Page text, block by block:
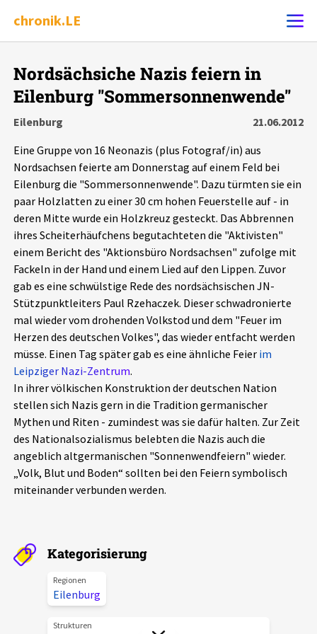
chronik.LE
Ereignis melden
Chronik
Dossiers
Leipziger Zustände
Schlaglichter
Phänomene
Aktuelles
Alle Beiträge
Veranstaltungen
Pressemitteilungen
Podcasts
Über uns
Projektbeschreibung
Kontakt
Unterstützer_innen
Nordsächsiche Nazis feiern in
Eilenburg "Sommersonnenwende"
Eilenburg
21.06.2012
Eine Gruppe von 16 Neonazis (plus Fotograf/in) aus
Nordsachsen feierte am Donnerstag auf einem Feld bei
Eilenburg die "Sommersonnenwende". Dazu türmten sie ein
paar Holzlatten zu einer 30 cm hohen Feuerstelle auf - in
deren Mitte wurde ein Holzkreuz gesteckt. Das Abbrennen
ihres Scheiterhäufchens begutachteten die "Aktivisten"
einem Bericht des "Aktionsbüro Nordsachsen" zufolge mit
Fackeln in der Hand und einem Lied auf den Lippen. Zuvor
gab es eine schwülstige Rede des nordsächsischen JN-
Stützpunktleiters Paul Rzehaczek. Dieser schwadronierte
mal wieder vom drohenden Volkstod und dem "Feuer im
Herzen des deutschen Volkes", das wieder entfacht werden
müsse. Einen Tag später gab es eine ähnliche Feier im
Leipziger Nazi-Zentrum.
In ihrer völkischen Konstruktion der deutschen Nation
stellen sich Nazis gern in die Tradition germanischer
Mythen und Riten - zumindest was sie dafür halten. Zur Zeit
des Nationalsozialismus belebten die Nazis auch die
angeblich altgermanischen "Sonnenwendfeiern" wieder.
„Volk, Blut und Boden“ sollten bei den Feiern symbolisch
miteinander verbunden werden.
Kategorisierung
Regionen
Eilenburg
Strukturen
Alle Ereignisse
7502 Ereignisse
Ereignisse
Exportieren ? Filter Erklärungen